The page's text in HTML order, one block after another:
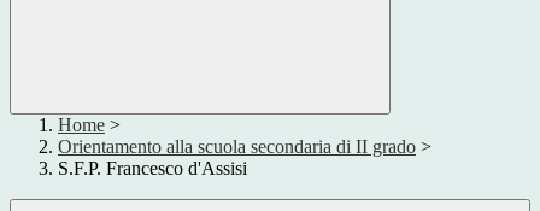
Home >
Orientamento alla scuola secondaria di II grado >
S.F.P. Francesco d'Assisi